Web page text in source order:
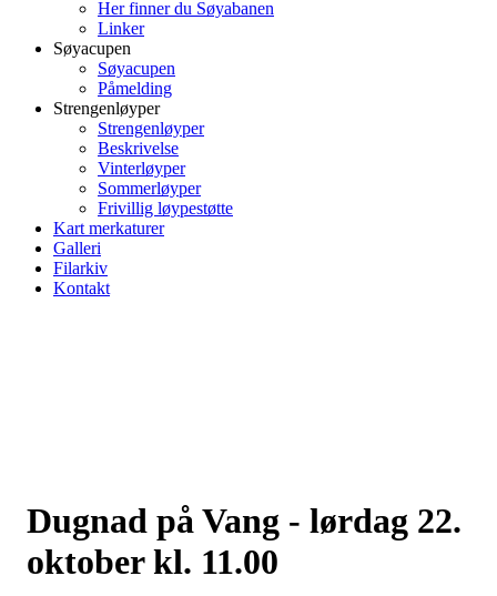
Her finner du Søyabanen
Linker
Søyacupen
Søyacupen
Påmelding
Strengenløyper
Strengenløyper
Beskrivelse
Vinterløyper
Sommerløyper
Frivillig løypestøtte
Kart merkaturer
Galleri
Filarkiv
Kontakt
Dugnad på Vang - lørdag 22.
oktober kl. 11.00